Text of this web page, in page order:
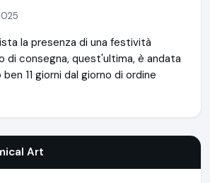
la presenza di una festività
di consegna, quest'ultima, è andata
11 giorni dal giorno di ordine
Art